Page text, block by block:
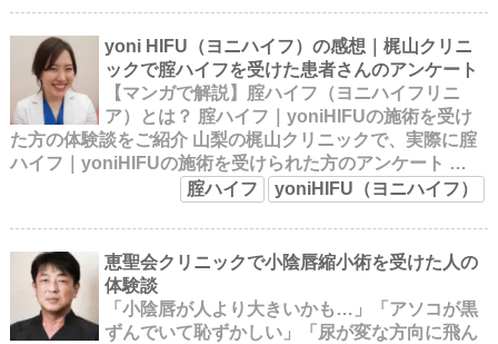
yoni HIFU（ヨニハイフ）の感想｜梶山クリニ
ックで腟ハイフを受けた患者さんのアンケート
【マンガで解説】腟ハイフ（ヨニハイフリニ
ア）とは？ 腟ハイフ｜yoniHIFUの施術を受け
た方の体験談をご紹介 山梨の梶山クリニックで、実際に腟
ハイフ｜yoniHIFUの施術を受けられた方のアンケート …
腟ハイフ
yoniHIFU（ヨニハイフ）
恵聖会クリニックで小陰唇縮小術を受けた人の
体験談
「小陰唇が人より大きいかも…」「アソコが黒
ずんでいて恥ずかしい」「尿が変な方向に飛ん